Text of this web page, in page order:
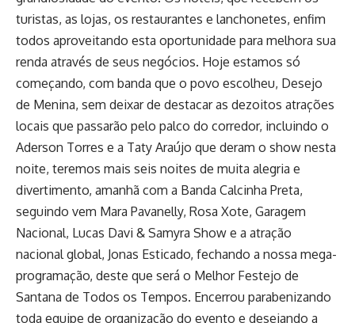
turistas, as lojas, os restaurantes e lanchonetes, enfim
todos aproveitando esta oportunidade para melhora sua
renda através de seus negócios. Hoje estamos só
começando, com banda que o povo escolheu, Desejo
de Menina, sem deixar de destacar as dezoitos atrações
locais que passarão pelo palco do corredor, incluindo o
Aderson Torres e a Taty Araújo que deram o show nesta
noite, teremos mais seis noites de muita alegria e
divertimento, amanhã com a Banda Calcinha Preta,
seguindo vem Mara Pavanelly, Rosa Xote, Garagem
Nacional, Lucas Davi & Samyra Show e a atração
nacional global, Jonas Esticado, fechando a nossa mega-
programação, deste que será o Melhor Festejo de
Santana de Todos os Tempos. Encerrou parabenizando
toda equipe de organização do evento e desejando a